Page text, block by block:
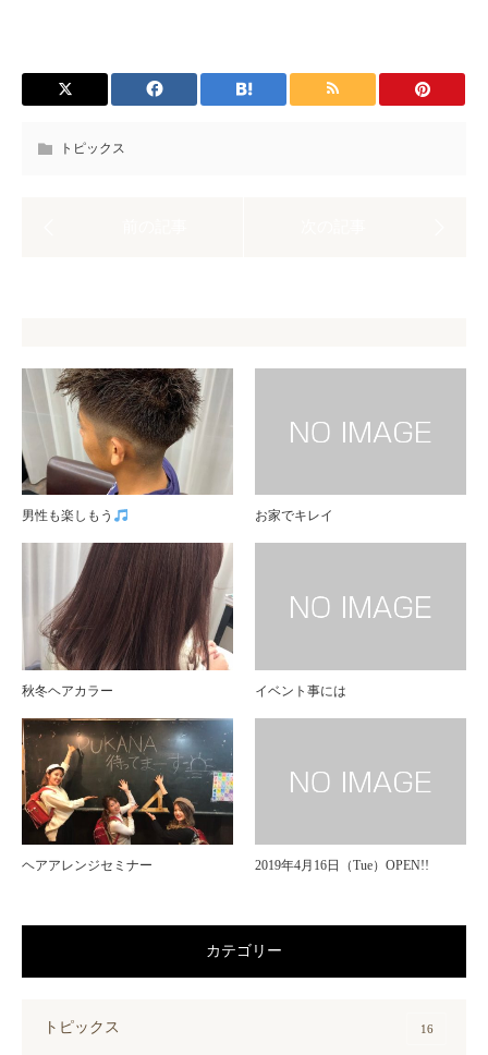
トピックス
男性も楽しもう お家でキレイ
秋冬ヘアカラー イベント事には
ヘアアレンジセミナー 2019年4月16日（Tue）OPEN!!
カテゴリー
トピックス 16